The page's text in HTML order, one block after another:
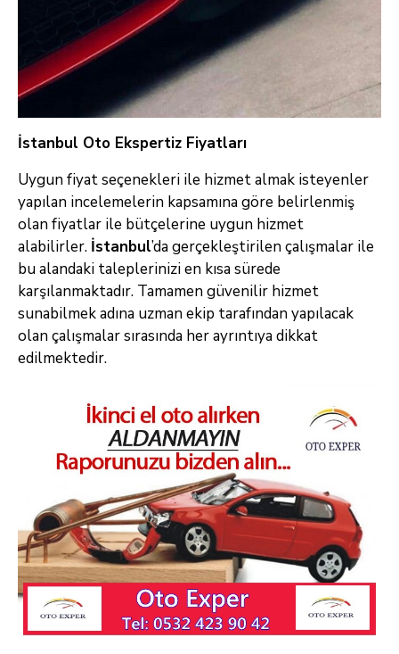
İstanbul Oto Ekspertiz Fiyatları
Uygun fiyat seçenekleri ile hizmet almak isteyenler
yapılan incelemelerin kapsamına göre belirlenmiş
olan fiyatlar ile bütçelerine uygun hizmet
alabilirler. İstanbul’da gerçekleştirilen çalışmalar ile
bu alandaki taleplerinizi en kısa sürede
karşılanmaktadır. Tamamen güvenilir hizmet
sunabilmek adına uzman ekip tarafından yapılacak
olan çalışmalar sırasında her ayrıntıya dikkat
edilmektedir.